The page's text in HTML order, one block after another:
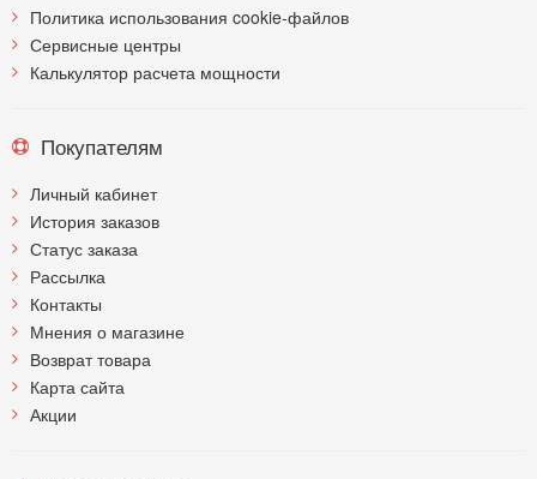
Политика использования cookie-файлов
Сервисные центры
Калькулятор расчета мощности
Покупателям
Личный кабинет
История заказов
Статус заказа
Рассылка
Контакты
Мнения о магазине
Возврат товара
Карта сайта
Акции